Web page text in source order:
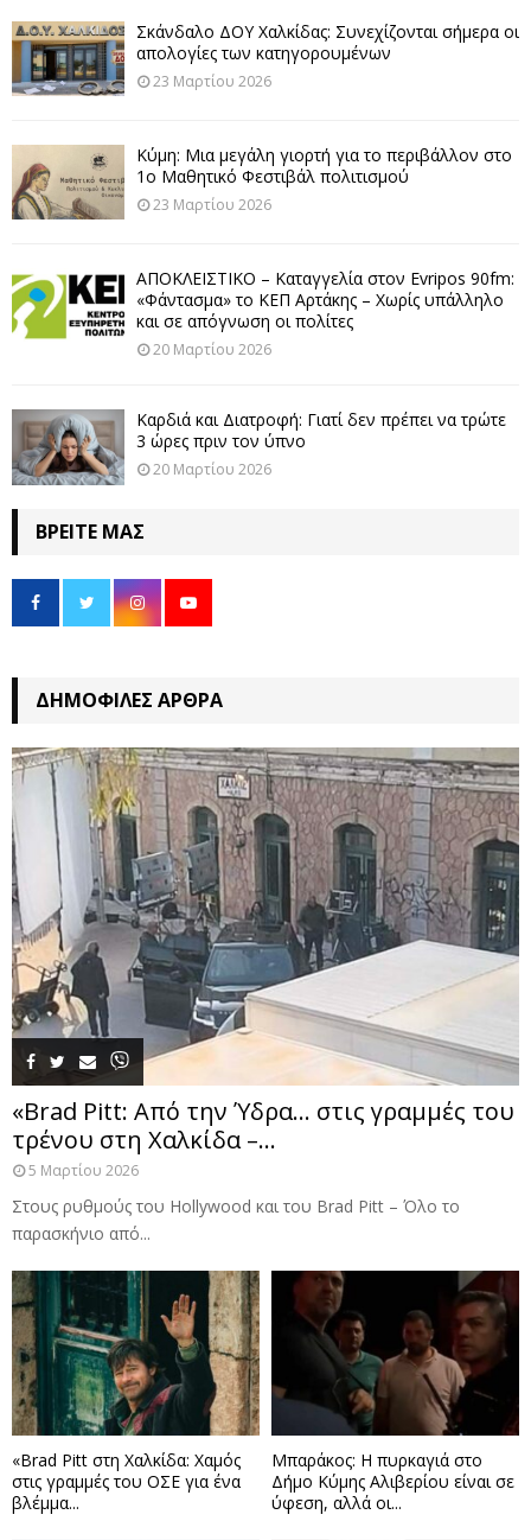
Σκάνδαλο ΔΟΥ Χαλκίδας: Συνεχίζονται σήμερα οι
απολογίες των κατηγορουμένων
23 Μαρτίου 2026
Κύμη: Μια μεγάλη γιορτή για το περιβάλλον στο
1ο Μαθητικό Φεστιβάλ πολιτισμού
23 Μαρτίου 2026
ΑΠΟΚΛΕΙΣΤΙΚΟ – Καταγγελία στον Evripos 90fm:
«Φάντασμα» το ΚΕΠ Αρτάκης – Χωρίς υπάλληλο
και σε απόγνωση οι πολίτες
20 Μαρτίου 2026
Καρδιά και Διατροφή: Γιατί δεν πρέπει να τρώτε
3 ώρες πριν τον ύπνο
20 Μαρτίου 2026
ΒΡΕΊΤΕ ΜΑΣ
ΔΗΜΟΦΙΛΈΣ ΆΡΘΡΑ
«Brad Pitt: Από την Ύδρα… στις γραμμές του
τρένου στη Χαλκίδα –...
5 Μαρτίου 2026
Στους ρυθμούς του Hollywood και του Brad Pitt – Όλο το
παρασκήνιο από...
«Brad Pitt στη Χαλκίδα: Χαμός
στις γραμμές του ΟΣΕ για ένα
βλέμμα...
Μπαράκος: Η πυρκαγιά στο
Δήμο Κύμης Αλιβερίου είναι σε
ύφεση, αλλά οι...